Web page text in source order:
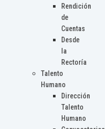
Rendición
de
Cuentas
Desde
la
Rectoría
Talento
Humano
Dirección
Talento
Humano